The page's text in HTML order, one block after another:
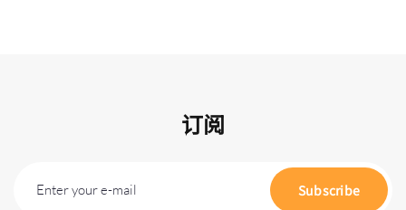
订阅
Enter your e-mail Subscribe